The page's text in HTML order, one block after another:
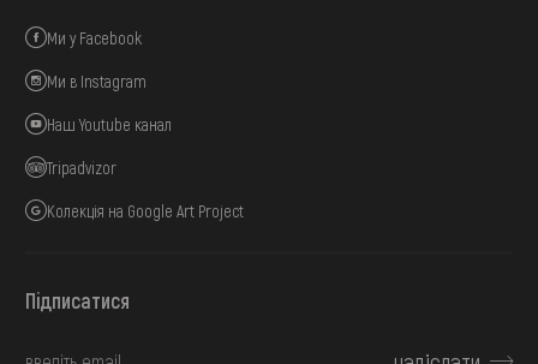
Ми у Facebook
Ми в Instagram
Наш Youtube канал
Tripadvizor
Колекція на Google Art Project
Підписатися